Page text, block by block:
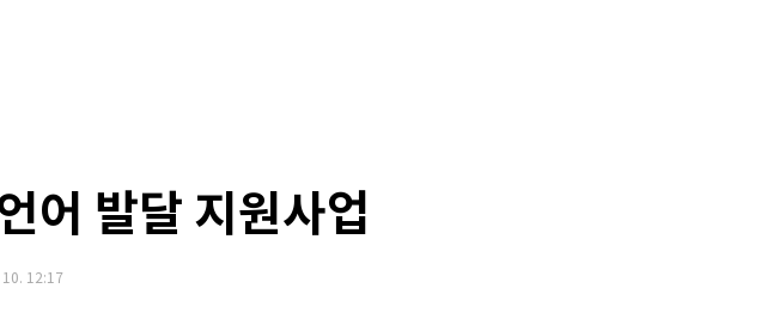
어 발달 지원사업
12:17